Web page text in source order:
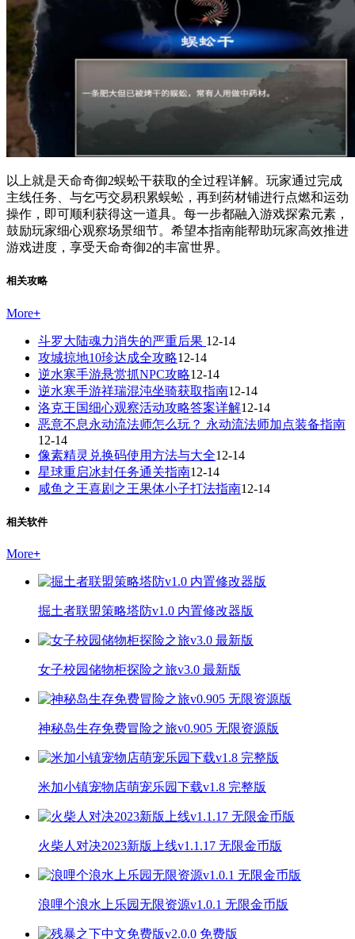
以上就是天命奇御2蜈蚣干获取的全过程详解。玩家通过完成
主线任务、与乞丐交易积累蜈蚣，再到药材铺进行点燃和运劲
操作，即可顺利获得这一道具。每一步都融入游戏探索元素，
鼓励玩家细心观察场景细节。希望本指南能帮助玩家高效推进
游戏进度，享受天命奇御2的丰富世界。
相关攻略
More+
斗罗大陆魂力消失的严重后果 12-14
攻城掠地10珍达成全攻略12-14
逆水寒手游悬赏抓NPC攻略12-14
逆水寒手游祥瑞混沌坐骑获取指南12-14
洛克王国细心观察活动攻略答案详解12-14
恶意不息永动流法师怎么玩？ 永动流法师加点装备指南
12-14
像素精灵兑换码使用方法与大全12-14
星球重启冰封任务通关指南12-14
咸鱼之王喜剧之王果体小子打法指南12-14
相关软件
More+
掘土者联盟策略塔防v1.0 内置修改器版
女子校园储物柜探险之旅v3.0 最新版
神秘岛生存免费冒险之旅v0.905 无限资源版
米加小镇宠物店萌宠乐园下载v1.8 完整版
火柴人对决2023新版上线v1.1.17 无限金币版
浪哩个浪水上乐园无限资源v1.0.1 无限金币版